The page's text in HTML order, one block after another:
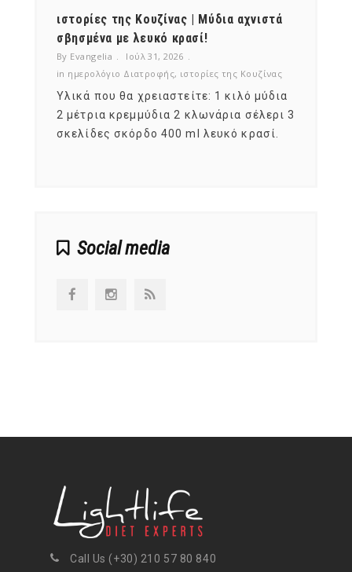
ιστορίες της Κουζίνας | Μύδια αχνιστά
σβησμένα με λευκό κρασί!
By Evangelia
Ιούλ 31, 2026
in ημερολόγιο Διατροφής, ιστορίες της Κουζίνας
Υλικά που θα χρειαστείτε: 1 κιλό μύδια
2 μέτρια κρεμμύδια 2 κλωνάρια σέλερι 3
σκελίδες σκόρδο 400 ml λευκό κρασί.
Social media
Call Us (+30) 210 57 80 840